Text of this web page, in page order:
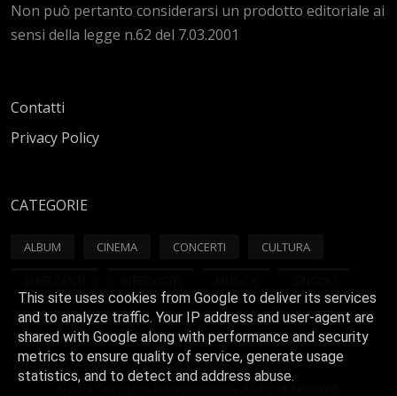
Non può pertanto considerarsi un prodotto editoriale ai
sensi della legge n.62 del 7.03.2001
Contatti
Privacy Policy
CATEGORIE
ALBUM CINEMA CONCERTI CULTURA
VIDEO
This site uses cookies from Google to deliver its services
and to analyze traffic. Your IP address and user-agent are
shared with Google along with performance and security
metrics to ensure quality of service, generate usage
statistics, and to detect and address abuse.